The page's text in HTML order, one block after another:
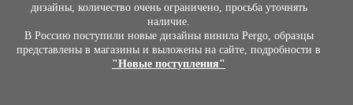
дизайны, количество очень ограничено, просьба уточнять
наличие.
В Россию поступили новые дизайны винила Pergo, образцы
представлены в магазины и выложены на сайте, подробности в
"Новые поступления"